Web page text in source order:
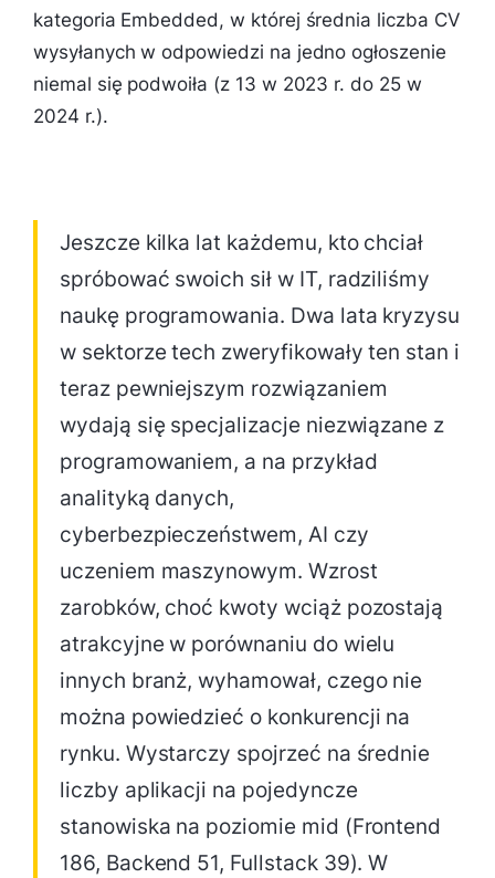
kategoria Embedded, w której średnia liczba CV
wysyłanych w odpowiedzi na jedno ogłoszenie
niemal się podwoiła (z 13 w 2023 r. do 25 w
2024 r.).
Jeszcze kilka lat każdemu, kto chciał
spróbować swoich sił w IT, radziliśmy
naukę programowania. Dwa lata kryzysu
w sektorze tech zweryfikowały ten stan i
teraz pewniejszym rozwiązaniem
wydają się specjalizacje niezwiązane z
programowaniem, a na przykład
analityką danych,
cyberbezpieczeństwem, AI czy
uczeniem maszynowym. Wzrost
zarobków, choć kwoty wciąż pozostają
atrakcyjne w porównaniu do wielu
innych branż, wyhamował, czego nie
można powiedzieć o konkurencji na
rynku. Wystarczy spojrzeć na średnie
liczby aplikacji na pojedyncze
stanowiska na poziomie mid (Frontend
186, Backend 51, Fullstack 39). W